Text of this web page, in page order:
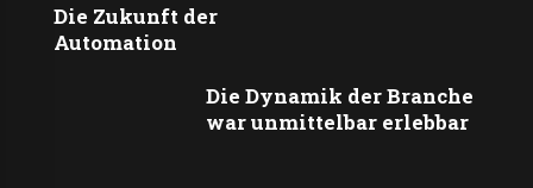
Die Zukunft der
Automation
Die Dynamik der Branche
war unmittelbar erlebbar